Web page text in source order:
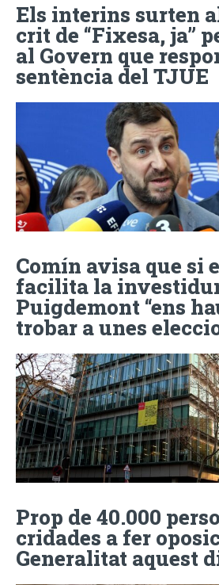
Els interins surten
crit de “Fixesa, ja”
al Govern que
sentència del TJUE
Comín avisa que si
facilita la
Puigdemont “ens
trobar a unes
Prop de 40.000
cridades a fer
Generalitat aquest